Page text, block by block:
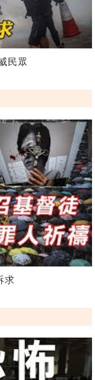
民眾
求